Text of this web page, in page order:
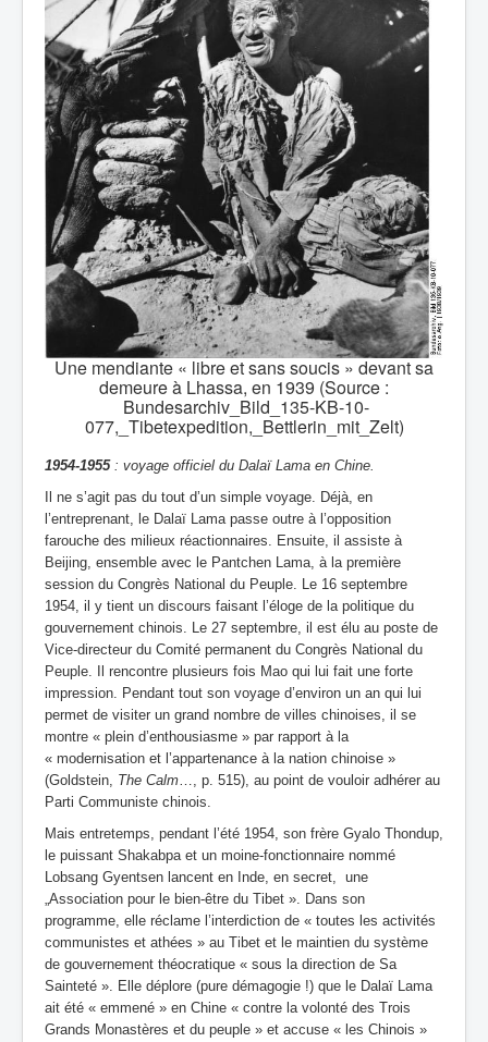
Une mendiante « libre et sans soucis » devant sa
demeure à Lhassa, en 1939 (Source :
Bundesarchiv_Bild_135-KB-10-
077,_Tibetexpedition,_Bettlerin_mit_Zelt)
1954-1955 : voyage officiel du Dalaï Lama en Chine.
Il ne s’agit pas du tout d’un simple voyage. Déjà, en
l’entreprenant, le Dalaï Lama passe outre à l’opposition
farouche des milieux réactionnaires. Ensuite, il assiste à
Beijing, ensemble avec le Pantchen Lama, à la première
session du Congrès National du Peuple. Le 16 septembre
1954, il y tient un discours faisant l’éloge de la politique du
gouvernement chinois. Le 27 septembre, il est élu au poste de
Vice-directeur du Comité permanent du Congrès National du
Peuple. Il rencontre plusieurs fois Mao qui lui fait une forte
impression. Pendant tout son voyage d’environ un an qui lui
permet de visiter un grand nombre de villes chinoises, il se
montre « plein d’enthousiasme » par rapport à la
« modernisation et l’appartenance à la nation chinoise »
(Goldstein, The Calm…, p. 515), au point de vouloir adhérer au
Parti Communiste chinois.
Mais entretemps, pendant l’été 1954, son frère Gyalo Thondup,
le puissant Shakabpa et un moine-fonctionnaire nommé
Lobsang Gyentsen lancent en Inde, en secret, une
„Association pour le bien-être du Tibet ». Dans son
programme, elle réclame l’interdiction de « toutes les activités
communistes et athées » au Tibet et le maintien du système
de gouvernement théocratique « sous la direction de Sa
Sainteté ». Elle déplore (pure démagogie !) que le Dalaï Lama
ait été « emmené » en Chine « contre la volonté des Trois
Grands Monastères et du peuple » et accuse « les Chinois »